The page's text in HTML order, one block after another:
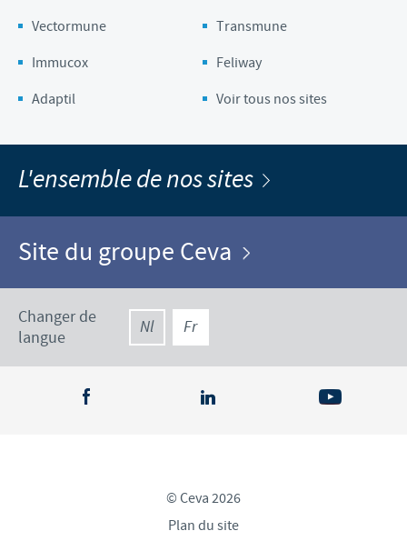
Vectormune
Transmune
Immucox
Feliway
Adaptil
Voir tous nos sites
L'ensemble de nos sites
Site du groupe Ceva
Changer de
langue
Nl Fr
© Ceva 2026
Plan du site